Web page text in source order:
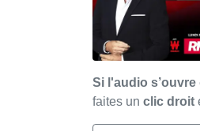
Si l'audio
faites un clic droit